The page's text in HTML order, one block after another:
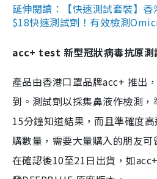
延伸閱讀：【快速測試套裝】
$18快速測試劑！有效檢測
acc+ test 新型冠狀病毒抗原測
產品由香港口罩品牌acc+ 推出
到。測試劑以採集鼻液作檢測
15分鐘知道結果，而且準確度
購數量，需要大量購入的朋友
在確認後10至21日出貨，如